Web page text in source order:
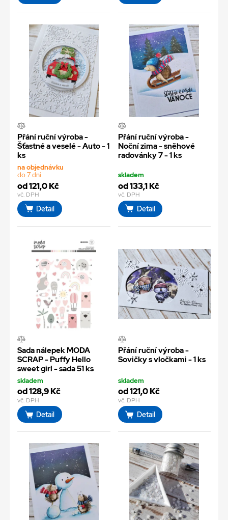
Přání ruční výroba -
Šťastné a veselé - Auto - 1
ks
na objednávku
do 7 dní
od 121,0 Kč
vč. DPH
Detail
Přání ruční výroba -
Noční zima - sněhové
radovánky 7 - 1 ks
skladem
od 133,1 Kč
vč. DPH
Detail
Sada nálepek MODA
SCRAP - Puffy Hello
sweet girl - sada 51 ks
skladem
od 128,9 Kč
vč. DPH
Detail
Přání ruční výroba -
Sovičky s vločkami - 1 ks
skladem
od 121,0 Kč
vč. DPH
Detail